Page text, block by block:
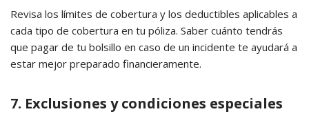
Revisa los límites de cobertura y los deductibles aplicables a
cada tipo de cobertura en tu póliza. Saber cuánto tendrás
que pagar de tu bolsillo en caso de un incidente te ayudará a
estar mejor preparado financieramente.
7. Exclusiones y condiciones especiales